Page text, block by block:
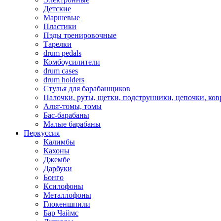
Детские
Маршевые
Пластики
Пэды тренировочные
Тарелки
drum pedals
Комбоусилители
drum cases
drum holders
Стулья для барабанщиков
Палочки, руты, щетки, подструнники, цепочки,
Альт-томы, томы
Бас-барабаны
Малые барабаны
Перкуссия
Калимбы
Кахоны
Джембе
Дарбуки
Бонго
Ксилофоны
Металлофоны
Глокеншпили
Бар Чаймс